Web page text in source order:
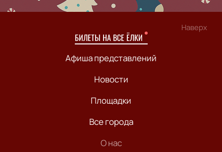
Наверх
БИЛЕТЫ НА ВСЕ ЁЛКИ
Афиша представлений
Новости
Площадки
Все города
О нас